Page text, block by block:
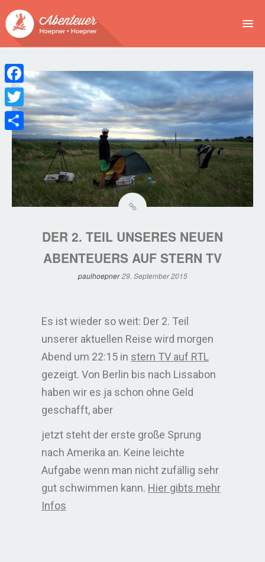
EVENTS
BUCHEN
ABENTEUER
WIR
SPONSOREN
DER 2. TEIL UNSERES NEUEN
ABENTEUERS AUF STERN TV
paulhoepner 29. September 2015
Es ist wieder so weit: Der 2. Teil
unserer aktuellen Reise wird morgen
Abend um 22:15 in stern TV auf RTL
gezeigt. Von Berlin bis nach Lissabon
haben wir es ja schon ohne Geld
geschafft, aber
jetzt steht der erste große Sprung
nach Amerika an. Keine leichte
Aufgabe wenn man nicht zufällig sehr
gut schwimmen kann. Hier gibts mehr
Infos
Facebook
Twitter
Teilen